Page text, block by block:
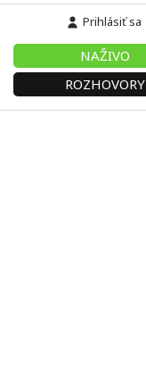
Prihlásiť sa
NAŽIVO
ROZHOVORY